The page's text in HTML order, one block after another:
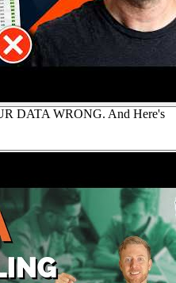
DATA WRONG. And Here's